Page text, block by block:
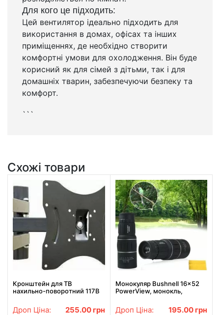
Для кого це підходить:
Цей вентилятор ідеально підходить для
використання в домах, офісах та інших
приміщеннях, де необхідно створити
комфортні умови для охолодження. Він буде
корисний як для сімей з дітьми, так і для
домашніх тварин, забезпечуючи безпеку та
комфорт.
```
Схожі товари
Кронштейн для ТВ
нахильно-поворотний 117B
Дроп Ціна: 255.00 грн
Монокуляр Bushnell 16x52
PowerView, монокль,
чохлом
Дроп Ціна: 195.00 грн